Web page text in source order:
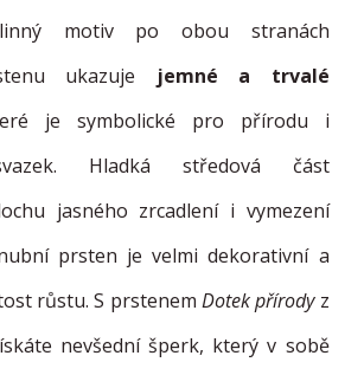
motiv po obou stranách
ukazuje jemné a trvalé
je symbolické pro přírodu i
Hladká středová část
jasného zrcadlení i vymezení
prsten je velmi dekorativní a
růstu. S prstenemDotek přírody z
nevšední šperk, který v sobě